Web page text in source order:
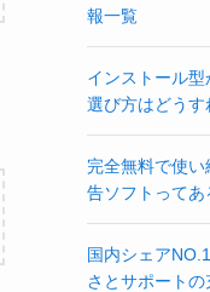
報一覧
インストール
選び方はどうす
完全無料で使
告ソフトってあ
国内シェア
さとサポートの